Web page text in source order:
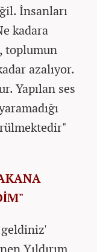
İnsanları
kadara
toplumun
azalıyor.
Yapılan ses
Yıldırım